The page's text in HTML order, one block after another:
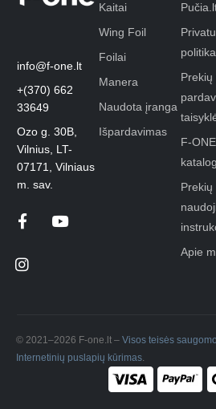
info@f-one.lt
+(370) 662
33649
Ozo g. 30B,
Vilnius, LT-
07171, Vilniaus
m. sav.
Kaitai
Wing Foil
Foilai
Manera
Naudota įranga
Išpardavimas
politika
Prekių
F-ONE
Prekių
Apie
© 2021–2026 F-one.lt – Visos teisės
Internetinių puslapių kūrimas